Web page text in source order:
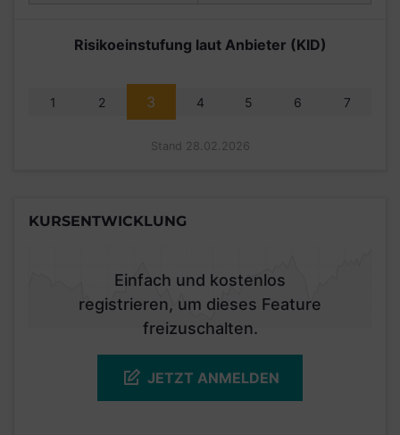
Risikoeinstufung laut Anbieter (KID)
1 2 3 4 5 6 7
Stand 28.02.2026
KURSENTWICKLUNG
Einfach und kostenlos
registrieren, um dieses Feature
freizuschalten.
JETZT ANMELDEN